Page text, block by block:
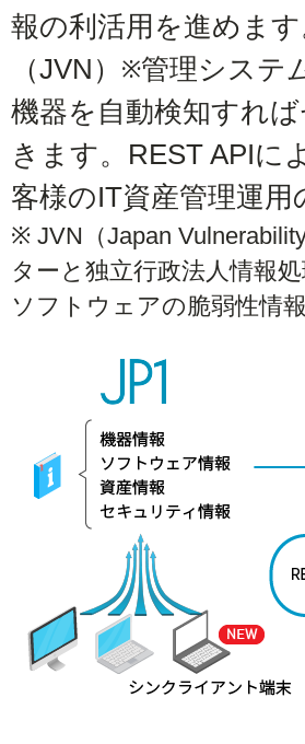
報の利活用を進めま
（JVN）
※管理システ
機器を自動検知すれ
きます。REST APIに
客様のIT資産管理運
※ JVN（Japan
ターと独立行政法人情報
ソフトウェアの脆弱性情報